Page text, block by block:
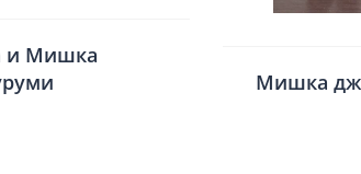
и Мишка
Мишка